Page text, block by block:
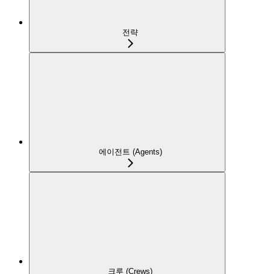
전략
에이전트 (Agents)
크루 (Crews)